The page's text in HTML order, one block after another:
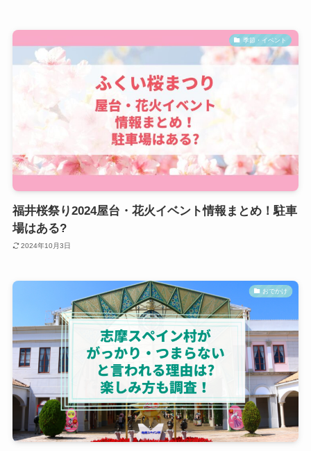
季節・イベント
福井桜祭り2024屋台・花火イベント情報まとめ！駐車
場はある?
2024年10月3日
おでかけ